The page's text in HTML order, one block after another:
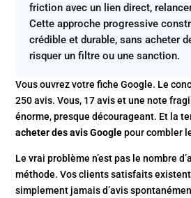
friction avec un lien direct,
Cette approche progressive
crédible et durable, sans acheter
risquer un filtre ou une sanction.
Vous ouvrez votre fiche Google. Le
250 avis. Vous, 17 avis et une note
énorme, presque décourageant. Et la
acheter des avis Googlepour combler
Le vrai problème n’est pas le nombre
méthode. Vos clients satisfaits
simplement jamais d’avis